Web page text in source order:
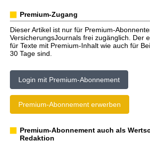
Premium-Zugang
Dieser Artikel ist nur für Premium-
VersicherungsJournals frei zugänglich. Der
für Texte mit Premium-Inhalt wie auch für
30 Tage sind.
Login mit Premium-Abonnement
Premium-Abonnement erwerben
Premium-Abonnement auch als
Redaktion